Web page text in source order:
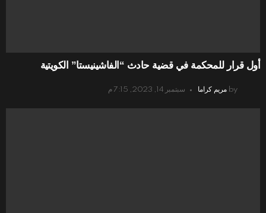
أول قرار للمحكمة في قضية حادث “الفاشينيستا” الكويتية
by مريم كراما سبتمبر 14, 2023, 7:15 م